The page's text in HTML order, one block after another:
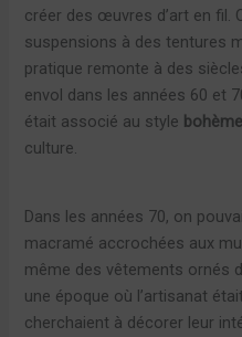
créer des œuvres d’art en fil.
suspensions à des tentures
pratique remonte à des
envol dans les années 60 et
était associé au style bohème
culture.
Dans les années 70, on
macramé accrochées aux
même des vêtements ornés
une époque où l’artisanat
cherchaient à décorer leur